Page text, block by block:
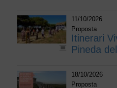
11/10/2026
Proposta
Itinerari
Pineda
18/10/2026
Proposta